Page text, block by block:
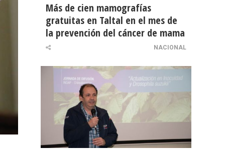
Más de cien mamografías
gratuitas en Taltal en el mes de
la prevención del cáncer de mama
NACIONAL